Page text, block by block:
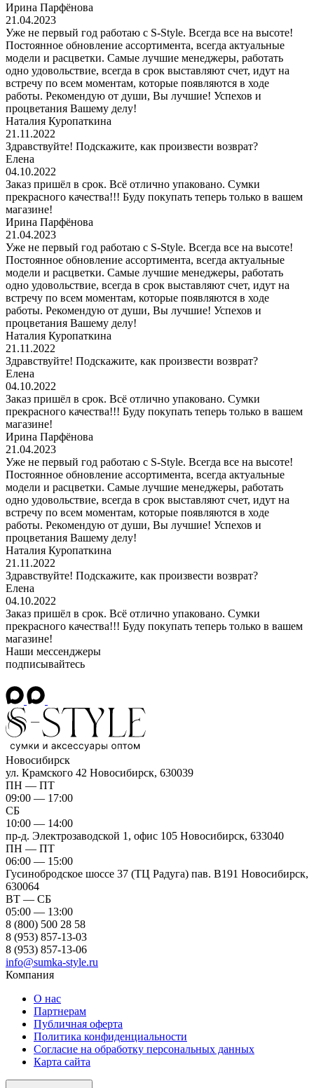
Ирина Парфёнова
21.04.2023
Уже не первый год работаю с S-Style. Всегда все на высоте!
Постоянное обновление ассортимента, всегда актуальные
модели и расцветки. Самые лучшие менеджеры, работать
одно удовольствие, всегда в срок выставляют счет, идут на
встречу по всем моментам, которые появляются в ходе
работы. Рекомендую от души, Вы лучшие! Успехов и
процветания Вашему делу!
Наталия Куропаткина
21.11.2022
Здравствуйте! Подскажите, как произвести возврат?
Елена
04.10.2022
Заказ пришёл в срок. Всё отлично упаковано. Сумки
прекрасного качества!!! Буду покупать теперь только в вашем
магазине!
Ирина Парфёнова
21.04.2023
Уже не первый год работаю с S-Style. Всегда все на высоте!
Постоянное обновление ассортимента, всегда актуальные
модели и расцветки. Самые лучшие менеджеры, работать
одно удовольствие, всегда в срок выставляют счет, идут на
встречу по всем моментам, которые появляются в ходе
работы. Рекомендую от души, Вы лучшие! Успехов и
процветания Вашему делу!
Наталия Куропаткина
21.11.2022
Здравствуйте! Подскажите, как произвести возврат?
Елена
04.10.2022
Заказ пришёл в срок. Всё отлично упаковано. Сумки
прекрасного качества!!! Буду покупать теперь только в вашем
магазине!
Ирина Парфёнова
21.04.2023
Уже не первый год работаю с S-Style. Всегда все на высоте!
Постоянное обновление ассортимента, всегда актуальные
модели и расцветки. Самые лучшие менеджеры, работать
одно удовольствие, всегда в срок выставляют счет, идут на
встречу по всем моментам, которые появляются в ходе
работы. Рекомендую от души, Вы лучшие! Успехов и
процветания Вашему делу!
Наталия Куропаткина
21.11.2022
Здравствуйте! Подскажите, как произвести возврат?
Елена
04.10.2022
Заказ пришёл в срок. Всё отлично упаковано. Сумки
прекрасного качества!!! Буду покупать теперь только в вашем
магазине!
Наши мессенджеры
подписывайтесь
Новосибирск
ул. Крамского 42 Новосибирск, 630039
ПН — ПТ
09:00 — 17:00
СБ
10:00 — 14:00
пр-д. Электрозаводской 1, офис 105 Новосибирск, 633040
ПН — ПТ
06:00 — 15:00
Гусинобродское шоссе 37 (ТЦ Радуга) пав. B191 Новосибирск,
630064
ВТ — СБ
05:00 — 13:00
8 (800) 500 28 58
8 (953) 857-13-03
8 (953) 857-13-06
info@sumka-style.ru
Компания
О нас
Партнерам
Публичная оферта
Политика конфиденциальности
Согласие на обработку персональных данных
Карта сайта